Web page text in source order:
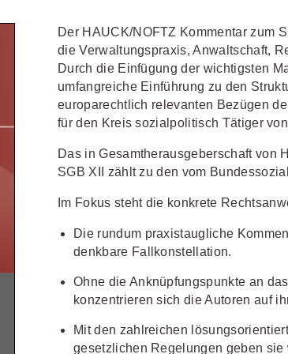
Finden Sie Lösungen und Inhalte, die zu
Arbeitsrecht
Außenwirtschaftsrecht
Compliance
Datenschutzrecht
Erbrecht
Handels- und
Insolvenzrecht
JURIS BUSINESS
Praxisnah und intuitiv: Schutz vor
rechtlichen Risikenfür Unternehmen,
Institutionen und Steuerberater.
mehr erfahren
(Mo-Do 9-18 Uhr, Fr 9-17
Produktberater für eine erste
Vereine und Verbände
Unternehmen
Referendariat
Studium und Hochschule
-
WEITERE SERVICES
FAQ
Veranstaltungen
juris PraxisReporte
0681 5866-4422(Mo-Fr 8-18 Uhr).
Der HAUCK/NOFTZ Kommentar zum
die Verwaltungspraxis, Anwaltschaft,
Durch die Einfügung der wichtigsten
umfangreiche Einführung zu den
europarechtlich relevanten Bezügen
für den Kreis sozialpolitisch Tätiger
Das in Gesamtherausgeberschaft von
SGB XII zählt zu den vom
Im Fokus steht die konkrete
Die rundum praxistaugliche
denkbare Fallkonstellation.
Ohne die Anknüpfungspunkte an
konzentrieren sich die Autoren auf
Mit den zahlreichen
gesetzlichen Regelungen geben